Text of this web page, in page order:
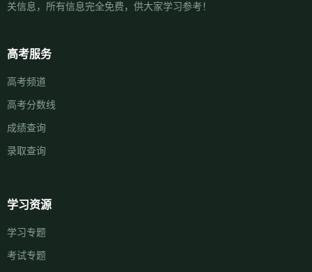
关信息，所有信息完全免费，供大家学习参考！
高考服务
高考频道
高考分数线
成绩查询
录取查询
学习资源
学习专题
考试专题